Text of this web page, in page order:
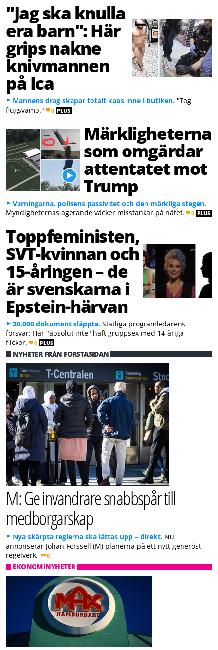
"Jag ska knulla
era barn": Här
grips nakne
knivmannen
på Ica
Mannens drag skapar totalt kaos inne i butiken. "Tog
flugsvamp."
0 PLUS
Märkligheterna
som omgärdar
attentatet mot
Trump
Varningarna, polisens passivitet och den märkliga stegen.
Myndigheternas agerande väcker misstankar på nätet.
0 PLUS
Toppfeministen,
SVT-kvinnan och
15-åringen – de
är svenskarna i
Epstein-härvan
20.000 dokument släppta. Statliga programledarens
försvar: Har "absolut inte" haft gruppsex med 14-åriga
flickor.
0 PLUS
NYHETER FRÅN FÖRSTASIDAN
M: Ge invandrare snabbspår till
medborgarskap
Nya skärpta reglerna ska lättas upp – direkt. Nu
annonserar Johan Forssell (M) planerna på ett nytt generöst
regelverk.
0
EKONOMINYHETER